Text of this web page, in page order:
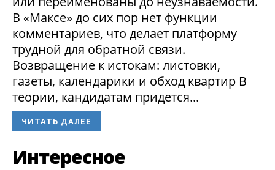
В «Максе» до сих пор нет функции
комментариев, что делает платформу
трудной для обратной связи.
Возвращение к истокам: листовки,
газеты, календарики и обход квартир В
теории, кандидатам придется...
ЧИТАТЬ ДАЛЕЕ
Интересное